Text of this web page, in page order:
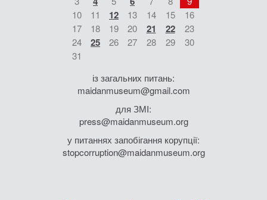
10
11 12 13 14 15
16
17
18 19 20 21 22
23
24
25 26 27 28 29
30
31
із загальних питань:
maidanmuseum@gmail.com
для ЗМІ:
press@maidanmuseum.org
у питаннях запобігання корупції:
stopcorruption@maidanmuseum.org